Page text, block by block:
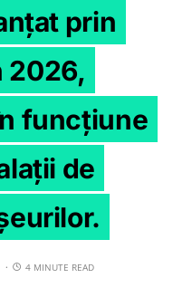
prin
2026,
funcțiune
de
4 MINUTE READ